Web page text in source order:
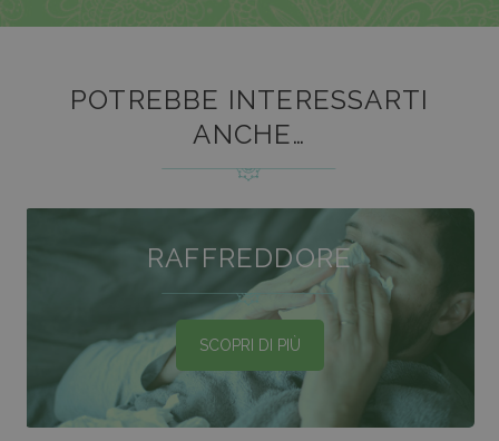
POTREBBE INTERESSARTI
ANCHE…
RAFFREDDORE
SCOPRI DI PIÙ